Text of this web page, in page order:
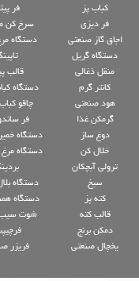
کباب پز
فر دیزی
اجاق گاز صنعتی
دستگاه گریل
منقل ذغالی
کانتر گرم
هود صنعتی
گرمکن غذا
دوغ ساز
خلال کن
ترولی آبچکان
سیخ
کته پز
قالب کته
دمکن برنج
یخچال صنعتی
فر
سرخ کن
دستگاه
قالب
دستگاه
چاقو
فر
دستگاه
دستگاه
دستگاه
دستگاه
شوت سیب
فریزر